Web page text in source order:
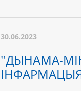
30.06.2023
"ДЫНАМА-